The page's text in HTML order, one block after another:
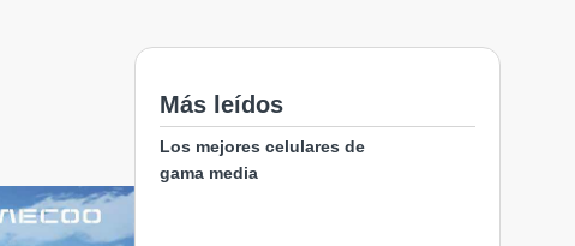
Más leídos
Los mejores celulares de
gama media